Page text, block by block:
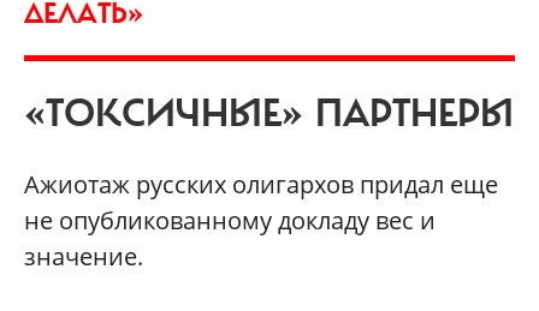
ДЕЛАТЬ»
«ТОКСИЧНЫЕ» ПАРТНЕРЫ
Ажиотаж русских олигархов придал еще
не опубликованному докладу вес и
значение.